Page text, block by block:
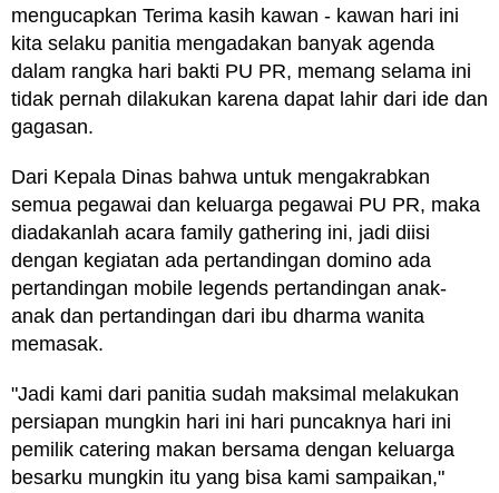
mengucapkan Terima kasih kawan - kawan hari ini
kita selaku panitia mengadakan banyak agenda
dalam rangka hari bakti PU PR, memang selama ini
tidak pernah dilakukan karena dapat lahir dari ide dan
gagasan.
Dari Kepala Dinas bahwa untuk mengakrabkan
semua pegawai dan keluarga pegawai PU PR, maka
diadakanlah acara family gathering ini, jadi diisi
dengan kegiatan ada pertandingan domino ada
pertandingan mobile legends pertandingan anak-
anak dan pertandingan dari ibu dharma wanita
memasak.
"Jadi kami dari panitia sudah maksimal melakukan
persiapan mungkin hari ini hari puncaknya hari ini
pemilik catering makan bersama dengan keluarga
besarku mungkin itu yang bisa kami sampaikan,"